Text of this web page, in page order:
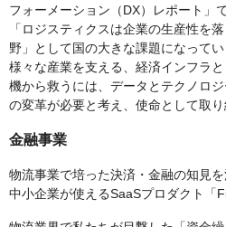
フォーメーション（DX）レポート」
「ロジスティクスは企業の生産性を
野」として国の大きな課題になってい
様々な産業を支える、経済インフラ
機から救うには、データとテクノロ
の変革が必要と考え、使命として取り
金融事業
物流事業で培った決済・金融の知見
中小企業が使えるSaaSプロダクト「